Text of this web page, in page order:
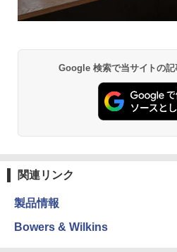
Google 検索で当サイトの
関連リンク
製品情報
Bowers & Wilkins